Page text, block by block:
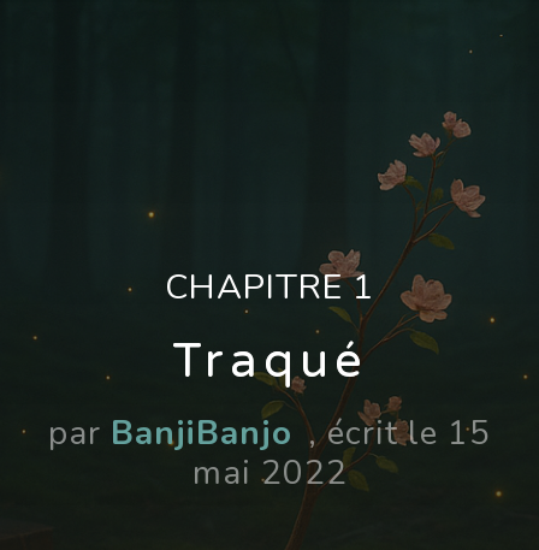
CHAPITRE 1
Traqué
par BanjiBanjo , écrit le 15
mai 2022